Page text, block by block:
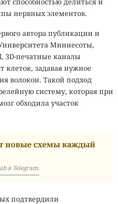
нервных элементов.
автора публикации и
Миннесоты,
3D-печатные каналы
клеток, задавая нужное
волокон. Такой подход
систему, которая при
обходила участок
новые схемы каждый
в Telegram.
подтвердили